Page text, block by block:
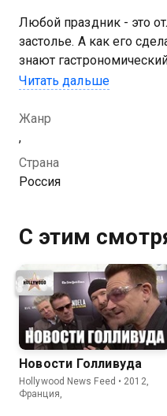
Любой праздник - это
застолье. А как его
знают
повар Григорий Мосин.
вы можете совершенно
качестве на
Читать дальше
Жанр
,
Страна
Россия
С этим
Новости Голливуда
Hollywood News Feed • 2012,
Франция,